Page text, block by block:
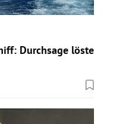
Durchsage löste